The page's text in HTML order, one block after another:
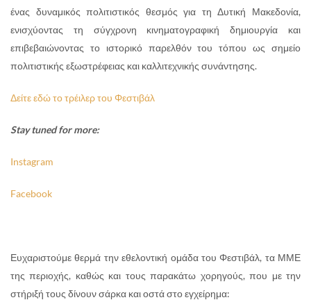
ένας δυναμικός πολιτιστικός θεσμός για τη Δυτική Μακεδονία,
ενισχύοντας τη σύγχρονη κινηματογραφική δημιουργία και
επιβεβαιώνοντας το ιστορικό παρελθόν του τόπου ως σημείο
πολιτιστικής εξωστρέφειας και καλλιτεχνικής συνάντησης.
Δείτε εδώ το τρέιλερ του Φεστιβάλ
Stay tuned for more:
Instagram
Facebook
Ευχαριστούμε θερμά την εθελοντική ομάδα του Φεστιβάλ, τα ΜΜΕ
της περιοχής, καθώς και τους παρακάτω χορηγούς, που με την
στήριξή τους δίνουν σάρκα και οστά στο εγχείρημα: